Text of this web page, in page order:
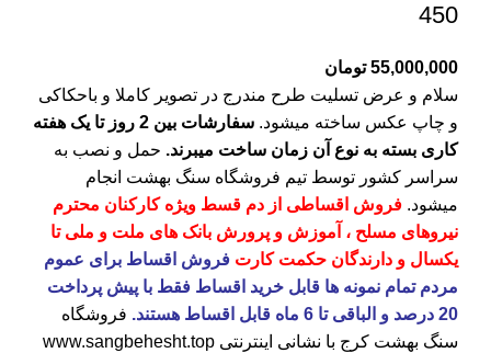
450
55,000,000 تومان
سلام و عرض تسلیت طرح مندرج در تصویر کاملا و باحکاکی
و چاپ عکس ساخته میشود.
سفارشات بین 2 روز تا یک هفته
کاری بسته به نوع آن زمان ساخت میبرند. حمل و نصب به
سراسر کشور توسط تیم فروشگاه سنگ بهشت انجام
میشود. فروش اقساطی از دم قسط ویژه کارکنان محترم
نیروهای مسلح ، آموزش و پرورش بانک های ملت و ملی تا
یکسال و دارندگان حکمت کارت فروش اقساط برای عموم
مردم تمام نمونه ها قابل خرید اقساط فقط با پیش پرداخت
20 درصد و الباقی تا 6 ماه قابل اقساط هستند.
فروشگاه
سنگ بهشت کرج با نشانی اینترنتی www.sangbehesht.top